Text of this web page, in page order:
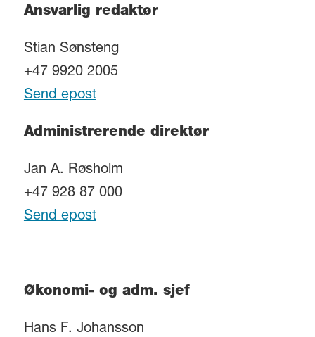
Ansvarlig redaktør
Stian Sønsteng
+47 9920 2005
Send epost
Administrerende direktør
Jan A. Røsholm
+47 928 87 000
Send epost
Økonomi- og adm. sjef
Hans F. Johansson